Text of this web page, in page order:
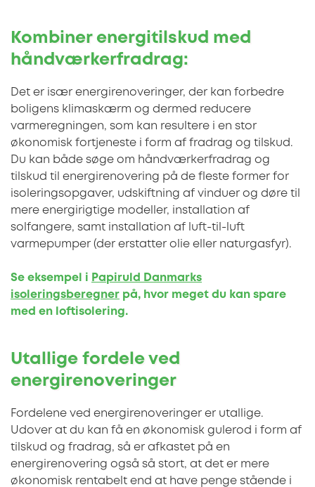
Kombiner energitilskud med
håndværkerfradrag:
Det er især energirenoveringer, der kan forbedre
boligens klimaskærm og dermed reducere
varmeregningen, som kan resultere i en stor
økonomisk fortjeneste i form af fradrag og tilskud.
Du kan både søge om håndværkerfradrag og
tilskud til energirenovering på de fleste former for
isoleringsopgaver, udskiftning af vinduer og døre til
mere energirigtige modeller, installation af
solfangere, samt installation af luft-til-luft
varmepumper (der erstatter olie eller naturgasfyr).
Se eksempel i Papiruld Danmarks
isoleringsberegner på, hvor meget du kan spare
med en loftisolering.
Utallige fordele ved
energirenoveringer
Fordelene ved energirenoveringer er utallige.
Udover at du kan få en økonomisk gulerod i form af
tilskud og fradrag, så er afkastet på en
energirenovering også så stort, at det er mere
økonomisk rentabelt end at have penge stående i